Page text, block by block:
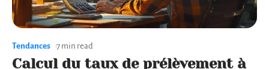
Tendances 7 min read
Calcul du taux de prélèvement à